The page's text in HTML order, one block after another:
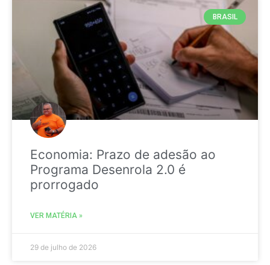
BRASIL
Economia: Prazo de adesão ao
Programa Desenrola 2.0 é
prorrogado
VER MATÉRIA »
29 de julho de 2026